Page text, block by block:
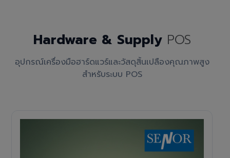
Hardware & Supply POS
อุปกรณ์เครื่องมือฮาร์ดแวร์และวัสดุสิ้นเปลืองคุณภาพสูง
สำหรับระบบ POS